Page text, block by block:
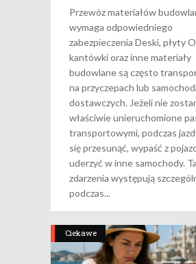
Przewóz materiałów
wymaga odpowiedniego
zabezpieczenia Deski, płyty
kantówki oraz inne materiały
budowlane są często
na przyczepach lub
dostawczych. Jeżeli nie
właściwie unieruchomione
transportowymi, podczas
się przesunąć, wypaść z
uderzyć w inne samochody.
zdarzenia występują
podczas
Ciekawe